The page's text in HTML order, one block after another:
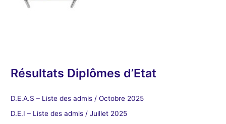
Résultats Diplômes d’Etat
D.E.A.S – Liste des admis / Octobre 2025
D.E.I – Liste des admis / Juillet 2025